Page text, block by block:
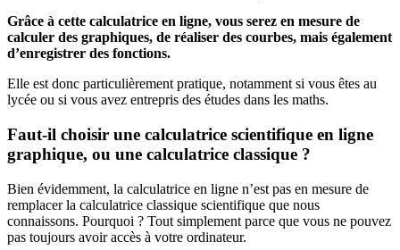
Grâce à cette calculatrice en ligne, vous serez en mesure de
calculer des graphiques, de réaliser des courbes, mais également
d’enregistrer des fonctions.
Elle est donc particulièrement pratique, notamment si vous êtes au
lycée ou si vous avez entrepris des études dans les maths.
Faut-il choisir une calculatrice scientifique en ligne
graphique, ou une calculatrice classique ?
Bien évidemment, la calculatrice en ligne n’est pas en mesure de
remplacer la calculatrice classique scientifique que nous
connaissons. Pourquoi ? Tout simplement parce que vous ne pouvez
pas toujours avoir accès à votre ordinateur.